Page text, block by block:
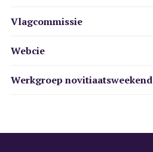
Vlagcommissie
Webcie
Werkgroep novitiaatsweekend